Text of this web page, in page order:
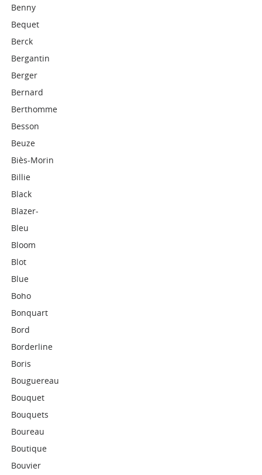
Benny
Bequet
Berck
Bergantin
Berger
Bernard
Berthomme
Besson
Beuze
Biès-Morin
Billie
Black
Blazer-
Bleu
Bloom
Blot
Blue
Boho
Bonquart
Bord
Borderline
Boris
Bouguereau
Bouquet
Bouquets
Boureau
Boutique
Bouvier